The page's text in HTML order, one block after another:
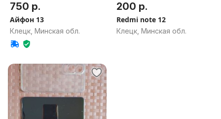
750 р.
Айфон 13
Клецк, Минская обл.
200 р.
Redmi note 12
Клецк, Минская обл.